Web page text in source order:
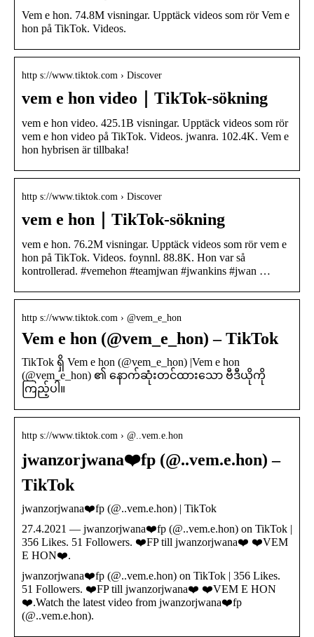
Vem e hon. 74.8M visningar. Upptäck videos som rör Vem e
hon på TikTok. Videos.
http s://www.tiktok.com › Discover
vem e hon video｜TikTok-sökning
vem e hon video. 425.1B visningar. Upptäck videos som rör
vem e hon video på TikTok. Videos. jwanra. 102.4K. Vem e
hon hybrisen är tillbaka!
http s://www.tiktok.com › Discover
vem e hon｜TikTok-sökning
vem e hon. 76.2M visningar. Upptäck videos som rör vem e
hon på TikTok. Videos. foynnl. 88.8K. Hon var så
kontrollerad. #vemehon #teamjwan #jwankins #jwan …
http s://www.tiktok.com › @vem_e_hon
Vem e hon (@vem_e_hon) – TikTok
TikTok ရှိ Vem e hon (@vem_e_hon) |Vem e hon
(@vem_e_hon) ၏ နောက်ဆုံးတင်ထားသော ဗီဒီယိုကို
ကြည့်ပါ။
http s://www.tiktok.com › @..vem.e.hon
jwanzorjwana❤️fp (@..vem.e.hon) –
TikTok
jwanzorjwana❤️fp (@..vem.e.hon) | TikTok
27.4.2021 — jwanzorjwana❤️fp (@..vem.e.hon) on TikTok |
356 Likes. 51 Followers. ❤️FP till jwanzorjwana❤️ ❤️VEM
E HON❤️.
jwanzorjwana❤️fp (@..vem.e.hon) on TikTok | 356 Likes.
51 Followers. ❤️FP till jwanzorjwana❤️ ❤️VEM E HON
❤️.Watch the latest video from jwanzorjwana❤️fp
(@..vem.e.hon).